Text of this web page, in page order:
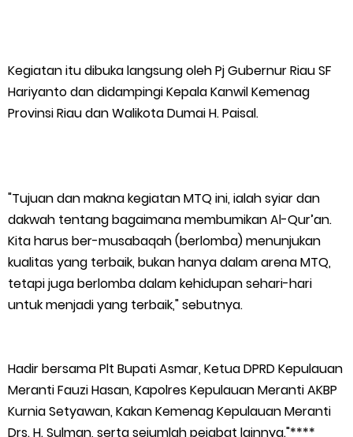
Kegiatan itu dibuka langsung oleh Pj Gubernur Riau SF
Hariyanto dan didampingi Kepala Kanwil Kemenag
Provinsi Riau dan Walikota Dumai H. Paisal.
"Tujuan dan makna kegiatan MTQ ini, ialah syiar dan
dakwah tentang bagaimana membumikan Al-Qur’an.
Kita harus ber-musabaqah (berlomba) menunjukan
kualitas yang terbaik, bukan hanya dalam arena MTQ,
tetapi juga berlomba dalam kehidupan sehari-hari
untuk menjadi yang terbaik," sebutnya.
Hadir bersama Plt Bupati Asmar, Ketua DPRD Kepulauan
Meranti Fauzi Hasan, Kapolres Kepulauan Meranti AKBP
Kurnia Setyawan, Kakan Kemenag Kepulauan Meranti
Drs. H. Sulman, serta sejumlah pejabat lainnya."****